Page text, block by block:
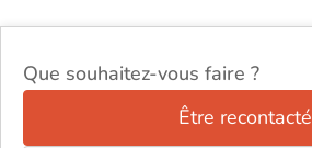
Que souhaitez-vous faire ?
Être recontacté